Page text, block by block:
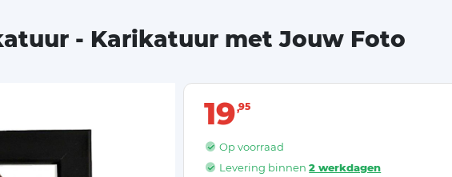
- Karikatuur met Jouw Foto
19 95
Op voorraad
Levering binnen2 werkdagen